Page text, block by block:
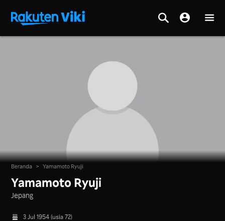
Beranda > Yamamoto Ryuji
Yamamoto Ryuji
Jepang
3 Jul 1954 (usia 72)